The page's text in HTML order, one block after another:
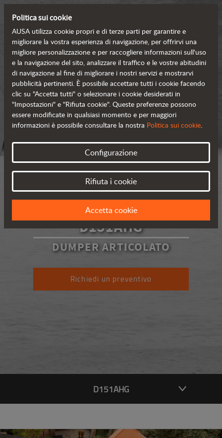
D151AHG
DUMPER ARTICOLATO
Richiedi un preventivo
D151AHG
Politica sui cookie
AUSA utilizza cookie propri e di terze parti per garantire e
migliorare la vostra esperienza di navigazione, per offrirvi una
migliore personalizzazione e per raccogliere informazioni sull'uso
e la navigazione del sito, analizzare il traffico e le vostre abitudini
di navigazione al fine di migliorare i nostri servizi e mostrarvi
pubblicità pertinenti. È possibile accettare tutti i cookie facendo
clic su "Accetta tutti" o selezionare i cookie desiderati in
"Impostazioni" e "Rifiuta cookie". Queste preferenze possono
essere modificate in qualsiasi momento e per maggiori
informazioni è possibile consultare la nostra Politica sui cookie.
Configurazione
Rifiuta i cookie
Accetta cookie